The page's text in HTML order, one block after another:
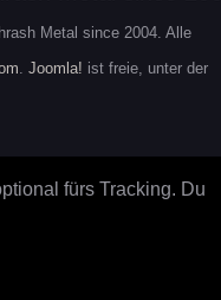
Metal since 2004. Alle
. Joomla! ist freie, unter der
fürs Tracking. Du